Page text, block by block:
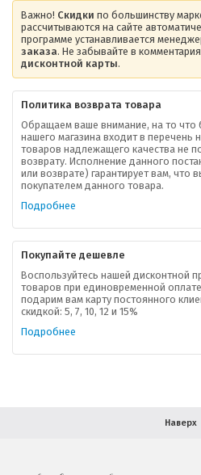
Важно! Скидки по большинству
рассчитываются на сайте
программе устанавливается
заказа. Не забывайте в
дисконтной карты.
Политика возврата товара
Обращаем ваше внимание, на то что
нашего магазина входит в перечень
товаров надлежащего качества не
возврату. Исполнение данного
или возврате) гарантирует вам, что
покупателем данного товара.
Подробнее
Покупайте дешевле
Воспользуйтесь нашей дисконтной
товаров при единовременной
подарим вам карту постоянного
скидкой: 5, 7, 10, 12 и 15%
Подробнее
Наверх
О компании
Ваша скидка
Контактная информация
В помощь покупателю
Форма обратной связи